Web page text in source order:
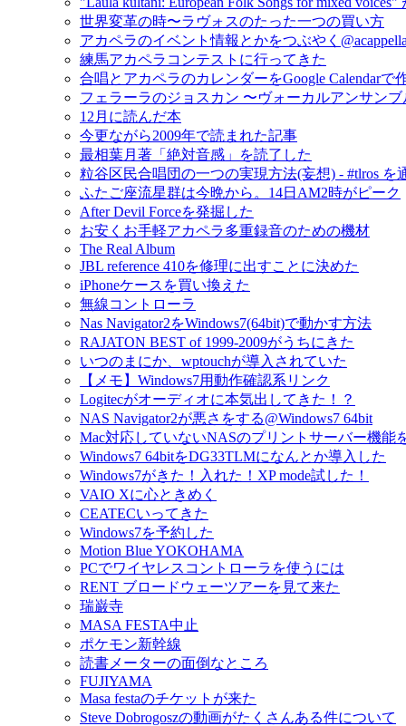
世界変革の時〜ラヴォスのたった一つの買い方
アカペラのイベント情報とかをつぶやく
練馬アカペラコンテストに行ってきた
合唱とアカペラのカレンダーをGoogle Calendarで
フェラーラのジョスカン 〜ヴォーカルアンサン
12月に読んだ本
今更ながら2009年で読まれた記事
最相葉月著「絶対音感」を読了した
粒谷区民合唱団の一つの実現方法(妄想) - #tlros を
ふたご座流星群は今晩から。14日AM2時がピーク
After Devil Forceを発掘した
お安くお手軽アカペラ多重録音のための機材
The Real Album
JBL reference 410を修理に出すことに決めた
iPhoneケースを買い換えた
無線コントローラ
Nas Navigator2をWindows7(64bit)で動かす方法
RAJATON BEST of 1999-2009がうちにきた
いつのまにか、wptouchが導入されていた
【メモ】Windows7用動作確認系リンク
Logitecがオーディオに本気出してきた！？
NAS Navigator2が悪さをする@Windows7 64bit
Mac対応していないNASのプリントサーバー機能
Windows7 64bitをDG33TLMになんとか導入した
Windows7がきた！入れた！XP mode試した！
VAIO Xに心ときめく
CEATECいってきた
Windows7を予約した
Motion Blue YOKOHAMA
PCでワイヤレスコントローラを使うには
RENT ブロードウェーツアーを見て来た
瑞巌寺
MASA FESTA中止
ポケモン新幹線
読書メーターの面倒なところ
FUJIYAMA
Masa festaのチケットが来た
Steve Dobrogoszの動画がたくさんある件について